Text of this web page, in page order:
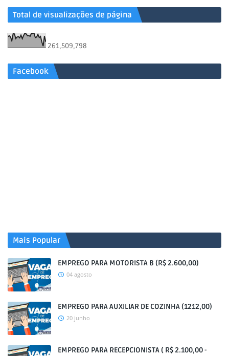
Total de visualizações de página
261,509,798
Facebook
Mais Popular
EMPREGO PARA MOTORISTA B (R$ 2.600,00)
04 agosto
EMPREGO PARA AUXILIAR DE COZINHA (1212,00)
20 junho
EMPREGO PARA RECEPCIONISTA ( R$ 2.100,00 -